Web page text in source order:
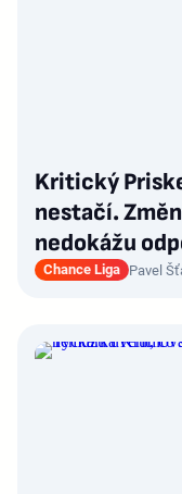
Kritický
nestačí.
nedokážu
Chance Liga Pavel